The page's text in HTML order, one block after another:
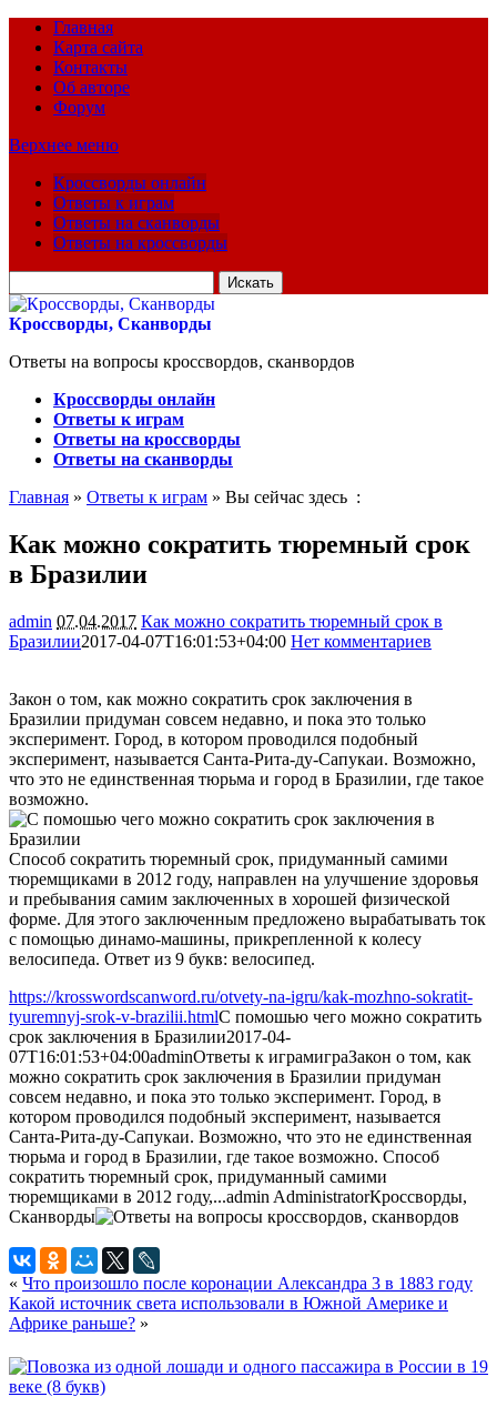
Главная
Карта сайта
Контакты
Об авторе
Форум
Верхнее меню
Кроссворды онлайн
Ответы к играм
Ответы на сканворды
Ответы на кроссворды
для:
Кроссворды, Сканворды
Ответы на вопросы кроссвордов, сканвордов
Кроссворды онлайн
Ответы к играм
Ответы на кроссворды
Ответы на сканворды
Главная » Ответы к играм » Вы сейчас здесь :
Как можно сократить тюремный срок
в Бразилии
admin 07.04.2017 Как можно сократить тюремный срок в
Бразилии2017-04-07T16:01:53+04:00 Нет комментариев
Закон о том, как можно сократить срок заключения в
Бразилии придуман совсем недавно, и пока это только
эксперимент. Город, в котором проводился подобный
эксперимент, называется Санта-Рита-ду-Сапукаи. Возможно,
что это не единственная тюрьма и город в Бразилии, где такое
возможно.
Способ сократить тюремный срок, придуманный самими
тюремщиками в 2012 году, направлен на улучшение здоровья
и пребывания самим заключенных в хорошей физической
форме. Для этого заключенным предложено вырабатывать ток
с помощью динамо-машины, прикрепленной к колесу
велосипеда. Ответ из 9 букв: велосипед.
https://krosswordscanword.ru/otvety-na-igru/kak-mozhno-sokratit-
tyuremnyj-srok-v-brazilii.htmlС помошью чего можно сократить
срок заключения в Бразилии2017-04-
07T16:01:53+04:00adminОтветы к играмиграЗакон о том, как
можно сократить срок заключения в Бразилии придуман
совсем недавно, и пока это только эксперимент. Город, в
котором проводился подобный эксперимент, называется
Санта-Рита-ду-Сапукаи. Возможно, что это не единственная
тюрьма и город в Бразилии, где такое возможно. Способ
сократить тюремный срок, придуманный самими
тюремщиками в 2012 году,...admin AdministratorКроссворды,
Сканворды
« Что произошло после коронации Александра 3 в 1883 году
Какой источник света использовали в Южной Америке и
Африке раньше? »